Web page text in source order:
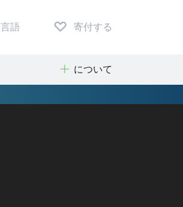
言語 寄付する
について